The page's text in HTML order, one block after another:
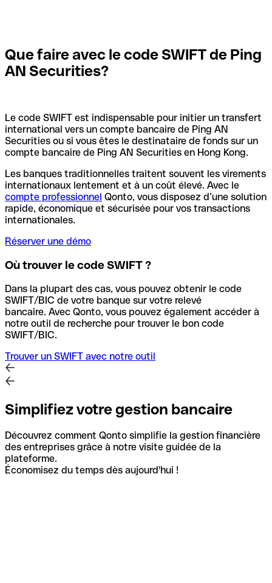
Que faire avec le code SWIFT de Ping
AN Securities?
Le code SWIFT est indispensable pour initier un transfert
international vers un compte bancaire de Ping AN
Securities ou si vous êtes le destinataire de fonds sur un
compte bancaire de Ping AN Securities en Hong Kong.
Les banques traditionnelles traitent souvent les virements
internationaux lentement et à un coût élevé. Avec le
compte professionnel Qonto, vous disposez d’une solution
rapide, économique et sécurisée pour vos transactions
internationales.
Réserver une démo
Où trouver le code SWIFT ?
Dans la plupart des cas, vous pouvez obtenir le code
SWIFT/BIC de votre banque sur votre relevé
bancaire. Avec Qonto, vous pouvez également accéder à
notre outil de recherche pour trouver le bon code
SWIFT/BIC.
Trouver un SWIFT avec notre outil
Simplifiez votre gestion bancaire
Découvrez comment Qonto simplifie la gestion financière
des entreprises grâce à notre visite guidée de la
plateforme.
Économisez du temps dès aujourd'hui !